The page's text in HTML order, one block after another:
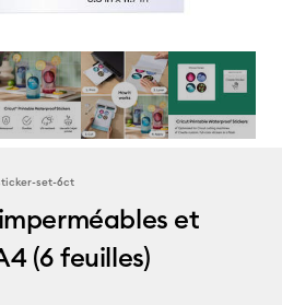
set-6ct
et
(6 feuilles)